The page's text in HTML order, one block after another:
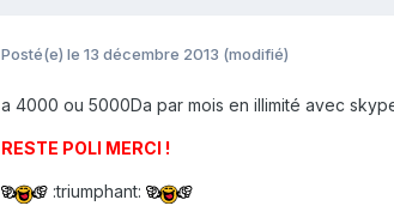
Posté(e) le 13 décembre 2013 (modifié)
a 4000 ou 5000Da par mois en illimité avec
RESTE POLI MERCI !
:triumphant: